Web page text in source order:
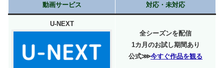
動画サービス 対応・未対応
U-NEXT
全シーズンを配信
1カ月のお試し期間あり
公式⋙今すぐ作品を観る